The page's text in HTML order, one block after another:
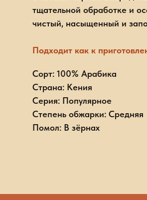
тщательной обработке и
чистый, насыщенный и
Подходит как к
Сорт: 100% Арабика
Страна: Кения
Серия: Популярное
Степень обжарки: Средняя
Помол: В зёрнах